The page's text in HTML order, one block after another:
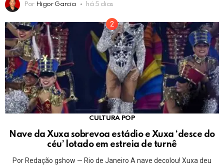
Por Higor Garcia há 5 dias
CULTURA POP
Nave da Xuxa sobrevoa estádio e Xuxa ‘desce do
céu’ lotado em estreia de turnê
Por Redação gshow — Rio de Janeiro A nave decolou! Xuxa deu